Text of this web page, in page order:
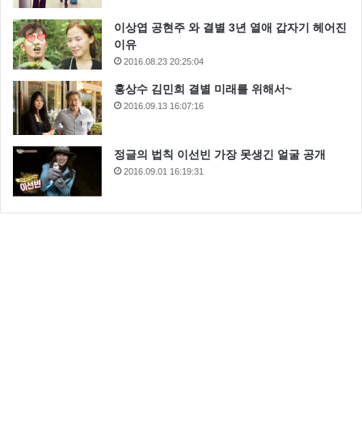
이상엽 공현주 와 결별 3년 열애 갑자기 헤어진
이유
2016.08.23 20:25:04
홍상수 김민희 결별 미래를 위해서~
2016.09.13 16:07:16
정글의 법칙 이선빈 가장 못생긴 얼굴 공개
2016.09.01 16:19:31